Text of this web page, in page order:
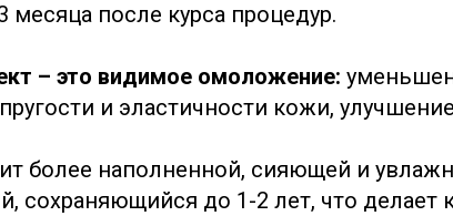
месяца после курса процедур.
– это видимое омоложение:
и эластичности кожи,
более наполненной, сияющей и
сохраняющийся до 1-2 лет, что делает